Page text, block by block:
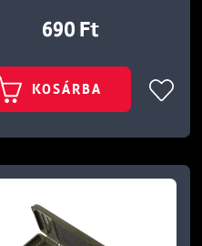
690 Ft
KOSÁRBA